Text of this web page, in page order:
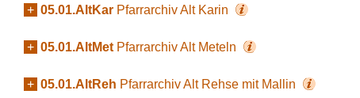
+ 05.01.AltKar Pfarrarchiv Alt Karin
+ 05.01.AltMet Pfarrarchiv Alt Meteln
+ 05.01.AltReh Pfarrarchiv Alt Rehse mit Mallin